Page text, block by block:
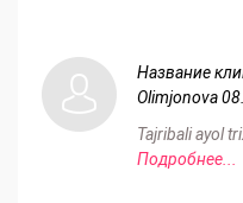
Название
Olimjonova
Tajribali ayol
Подробнее...